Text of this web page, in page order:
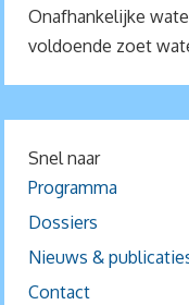
Onafhankelijke
voldoende zoet
Snel naar
Programma
Dossiers
Nieuws &
Contact